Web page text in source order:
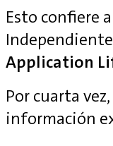
Esto confiere
Application
Por cuarta
información